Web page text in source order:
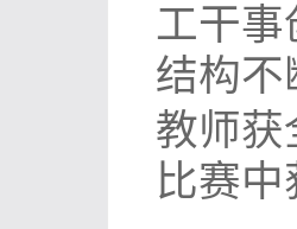
工干事
结构不
教师获
比赛